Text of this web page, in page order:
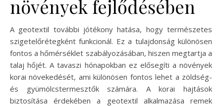
növények fejlődésében
A geotextil további jótékony hatása, hogy természetes
szigetelőrétegként funkcionál. Ez a tulajdonság különösen
fontos a hőmérséklet szabályozásában, hiszen megtartja a
talaj hőjét. A tavaszi hónapokban ez elősegíti a növények
korai növekedését, ami különösen fontos lehet a zöldség-
és gyümölcstermesztők számára. A korai hajtások
biztosítása érdekében a geotextil alkalmazása remek